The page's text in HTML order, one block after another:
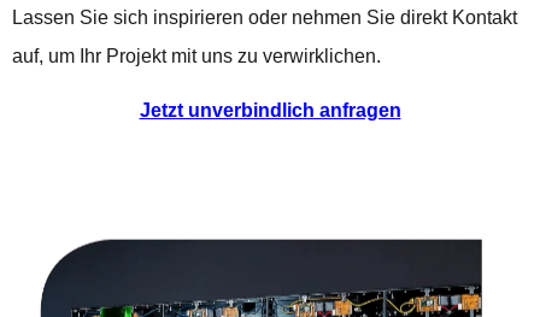
Lassen Sie sich inspirieren oder nehmen Sie direkt Kontakt
auf, um Ihr Projekt mit uns zu verwirklichen.
Jetzt unverbindlich anfragen